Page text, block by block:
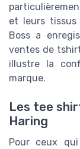
et leurs tissus
Boss a
ventes de
illustre la
marque.
Les tee
Haring
Pour ceux